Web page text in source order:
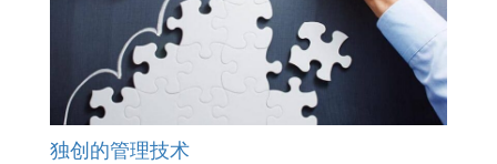
独创的管理技术